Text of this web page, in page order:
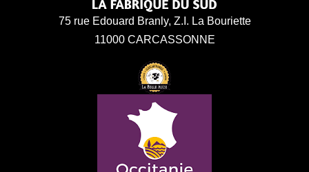
75 rue Edouard Branly, Z.I. La Bouriette
11000 CARCASSONNE